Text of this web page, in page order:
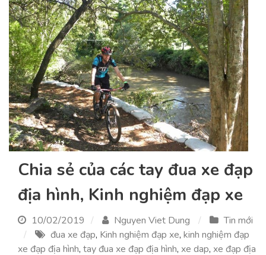
Chia sẻ của các tay đua xe đạp
địa hình, Kinh nghiệm đạp xe
10/02/2019 Nguyen Viet Dung
Tin mới
đua xe đạp, Kinh nghiệm đạp xe, kinh nghiệm đạp
xe đạp địa hình, tay đua xe đạp địa hình, xe dap, xe đạp địa